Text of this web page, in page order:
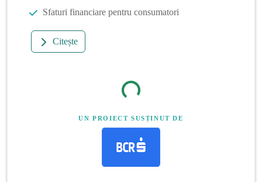
Sfaturi financiare pentru consumatori
Citește
UN PROIECT SUSȚINUT DE